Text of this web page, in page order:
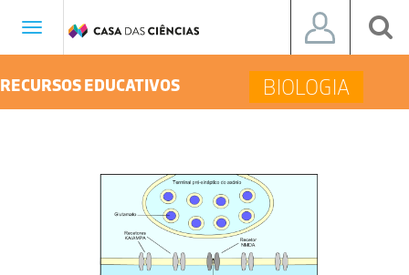
Toggle
RECURSOS EDUCATIVOS BIOLOGIA